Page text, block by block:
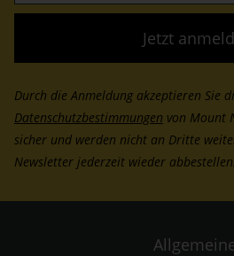
Adresse(erforderlich)
Durch die Anmeldung akzeptieren Sie
Datenschutzbestimmungen von Mount
sicher und werden nicht an Dritte
Newsletter jederzeit wieder abbestellen.